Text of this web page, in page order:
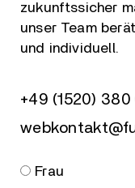
zukunftssicher
unser Team
und individuell.
+49 (1520) 380
Frau